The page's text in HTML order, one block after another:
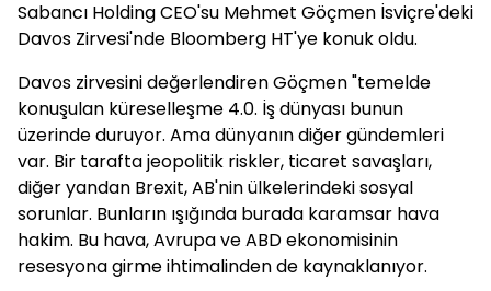
Sabancı Holding CEO'su Mehmet Göçmen İsviçre'deki
Davos Zirvesi'nde Bloomberg HT'ye konuk oldu.
Davos zirvesini değerlendiren Göçmen "temelde
konuşulan küreselleşme 4.0. İş dünyası bunun
üzerinde duruyor. Ama dünyanın diğer gündemleri
var. Bir tarafta jeopolitik riskler, ticaret savaşları,
diğer yandan Brexit, AB'nin ülkelerindeki sosyal
sorunlar. Bunların ışığında burada karamsar hava
hakim. Bu hava, Avrupa ve ABD ekonomisinin
resesyona girme ihtimalinden de kaynaklanıyor.